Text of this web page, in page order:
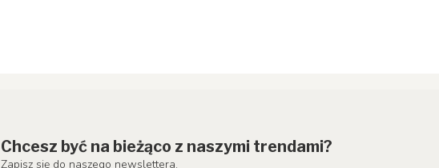
Chcesz być na bieżąco z naszymi trendami?
Zapisz się do naszego newslettera.